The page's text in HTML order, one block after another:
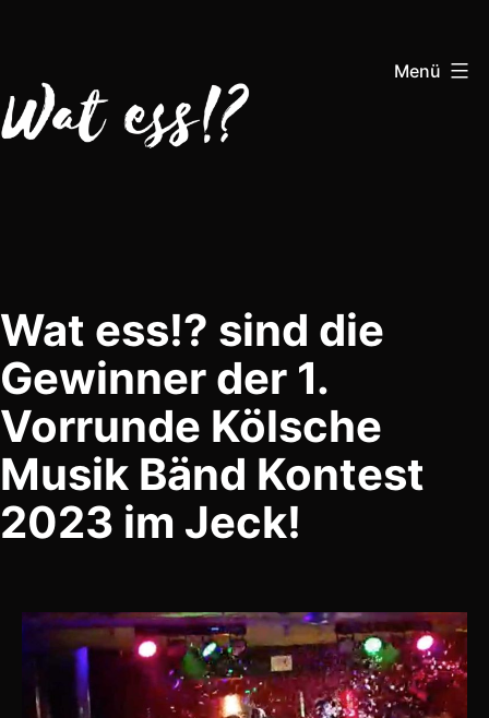
springen
Menü
Wat ess!? sind die
Gewinner der 1.
Vorrunde Kölsche
Musik Bänd Kontest
2023 im Jeck!